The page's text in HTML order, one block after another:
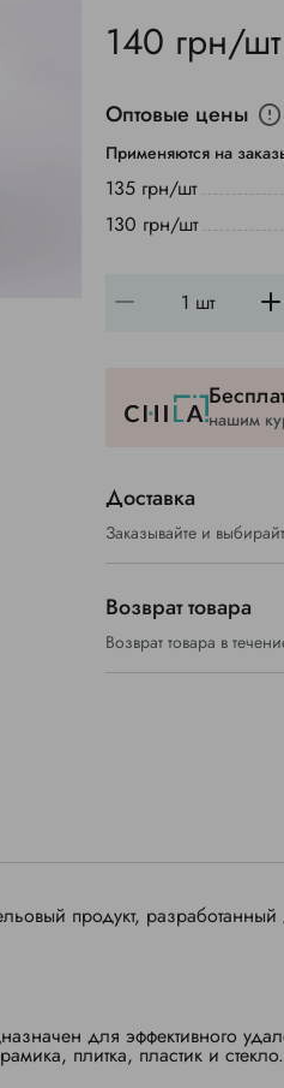
140 грн/шт
Оптовые цены
Применяются на
135 грн/шт
130 грн/шт
нашим
Доставка
Заказывайте и
Возврат товара
Возврат товара в
продукт,
для эффективного
плитка, пластик и стекло.